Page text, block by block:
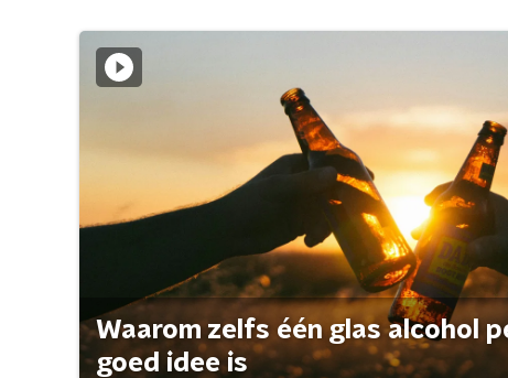
Waarom zelfs één glas alcohol
goed idee is